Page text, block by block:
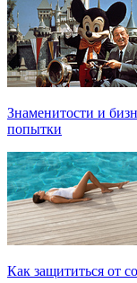
Знаменитости и
попытки
Как защититься от